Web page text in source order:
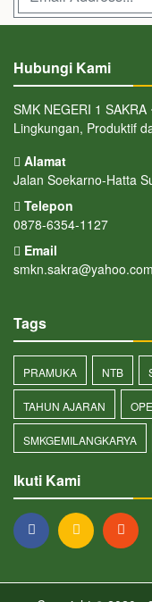
Hubungi Kami
SMK NEGERI 1
Lingkungan, Produktif
Alamat
Jalan Soekarno-Hatta
Telepon
0878-6354-1127
Email
Tags
PRAMUKA NTB
TAHUN AJARAN
SMKGEMILANGKARYA
Ikuti Kami